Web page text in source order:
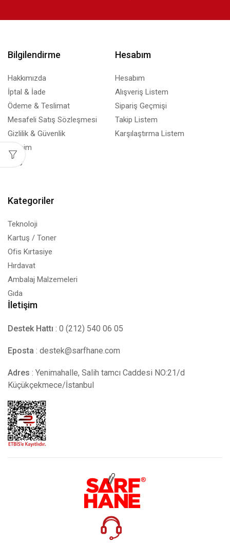
Bilgilendirme
Hakkımızda
İptal & İade
Ödeme & Teslimat
Mesafeli Satış Sözleşmesi
Gizlilik & Güvenlik
İletişim
Blog
Hesabım
Hesabım
Alışveriş Listem
Sipariş Geçmişi
Takip Listem
Karşılaştırma Listem
Kategoriler
Teknoloji
Kartuş / Toner
Ofis Kırtasiye
Hırdavat
Ambalaj Malzemeleri
Gıda
İletişim
Destek Hattı : 0 (212) 540 06 05
Eposta : destek@sarfhane.com
Adres : Yenimahalle, Salih tamcı Caddesi NO:21/d
Küçükçekmece/İstanbul